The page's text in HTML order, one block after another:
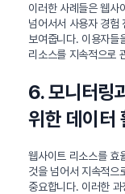
이러한 사례들은 웹사
넘어서서 사용자 경험
보여줍니다. 이용자들
리소스를 지속적으로
6. 모니터링
위한 데이터
웹사이트 리소스를 효
것을 넘어서 지속적으
중요합니다. 이러한